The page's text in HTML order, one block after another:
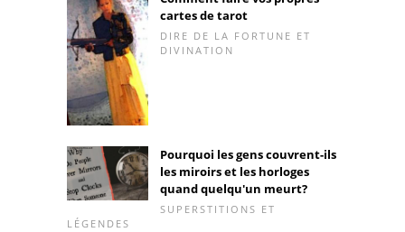
cartes de tarot
DIRE DE LA FORTUNE ET
DIVINATION
Pourquoi les gens couvrent-ils
les miroirs et les horloges
quand quelqu'un meurt?
SUPERSTITIONS ET
LÉGENDES